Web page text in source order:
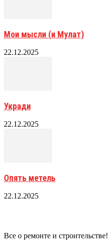
Мои мысли (и Мулат)
22.12.2025
Укради
22.12.2025
Опять метель
22.12.2025
Все о ремонте и строительстве!